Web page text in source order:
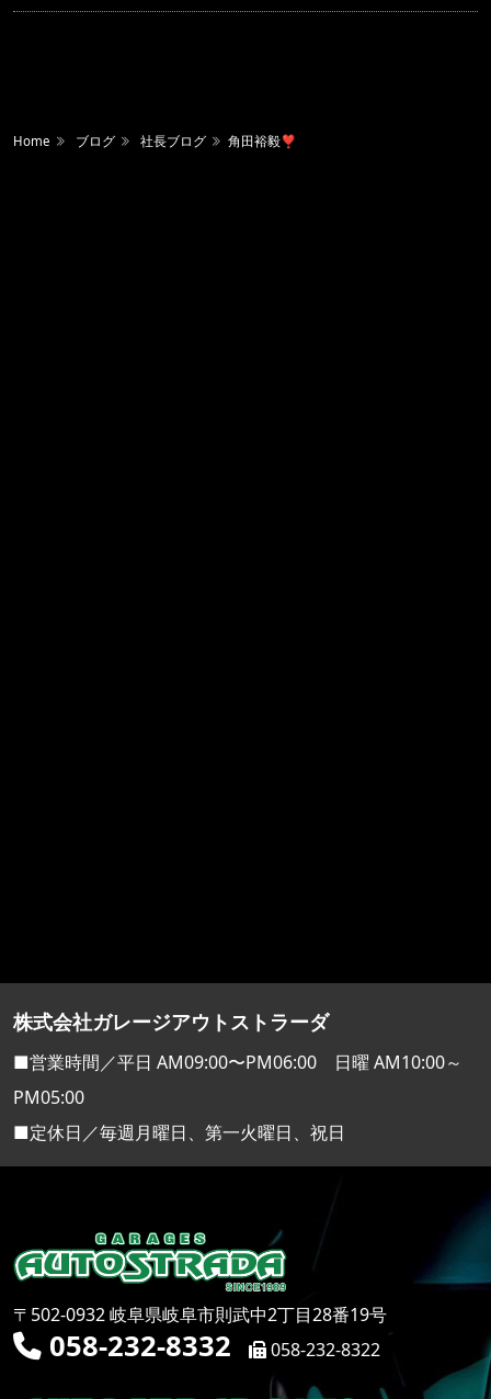
Home ブログ 社長ブログ 角田裕毅❣️
株式会社ガレージアウトストラーダ
■営業時間／平日 AM09:00〜PM06:00 日曜 AM10:00～
PM05:00
■定休日／毎週月曜日、第一火曜日、祝日
〒502-0932 岐阜県岐阜市則武中2丁目28番19号
058-232-8332 058-232-8322